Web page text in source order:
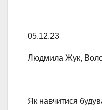
05.12.23
Людмила Жук,
Як навчитися